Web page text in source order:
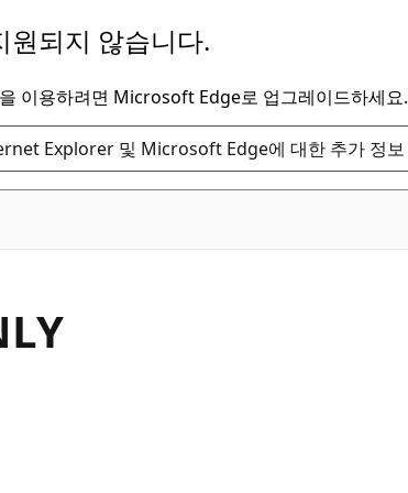
원되지 않습니다.
이용하려면 Microsoft Edge로 업그레이드하세요.
Explorer 및 Microsoft Edge에 대한 추가 정보